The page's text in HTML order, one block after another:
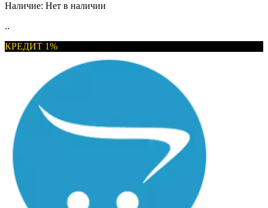
Наличие: Нет в наличии
..
КРЕДИТ 1%